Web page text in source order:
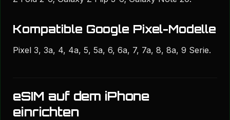
Kompatible Google Pixel-Modelle
Pixel 3, 3a, 4, 4a, 5, 5a, 6, 6a, 7, 7a, 8, 8a, 9 Serie.
eSIM auf dem iPhone
einrichten